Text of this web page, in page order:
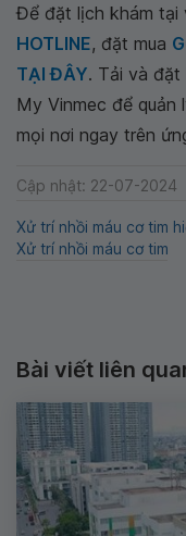
Để đặt lịch khám tại
HOTLINE, đặt mua
TẠI ĐÂY. Tải và
My Vinmec để quản
mọi nơi ngay trên
Cập nhật: 22-07-2024
Xử trí nhồi máu cơ tim
Xử trí nhồi máu cơ tim
Bài viết liên